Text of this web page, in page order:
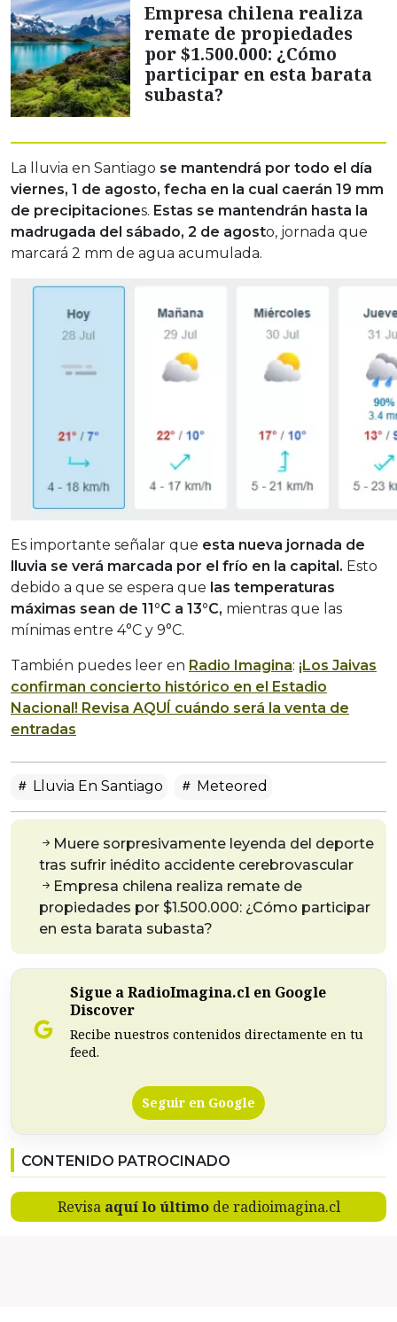
Empresa chilena realiza
remate de propiedades
por $1.500.000: ¿Cómo
participar en esta barata
subasta?
La lluvia en Santiago se mantendrá por todo el día
viernes, 1 de agosto, fecha en la cual caerán 19 mm
de precipitaciones. Estas se mantendrán hasta la
madrugada del sábado, 2 de agosto, jornada que
marcará 2 mm de agua acumulada.
Es importante señalar que esta nueva jornada de
lluvia se verá marcada por el frío en la capital. Esto
debido a que se espera que las temperaturas
máximas sean de 11°C a 13°C, mientras que las
mínimas entre 4°C y 9°C.
También puedes leer en Radio Imagina: ¡Los Jaivas
confirman concierto histórico en el Estadio
Nacional! Revisa AQUÍ cuándo será la venta de
entradas
Lluvia En Santiago Meteored
Muere sorpresivamente leyenda del deporte
tras sufrir inédito accidente cerebrovascular
Empresa chilena realiza remate de
propiedades por $1.500.000: ¿Cómo participar
en esta barata subasta?
Sigue a RadioImagina.cl en Google
Discover
Recibe nuestros contenidos directamente en tu
feed.
Seguir en Google
CONTENIDO PATROCINADO
Revisa aquí lo últimode radioimagina.cl